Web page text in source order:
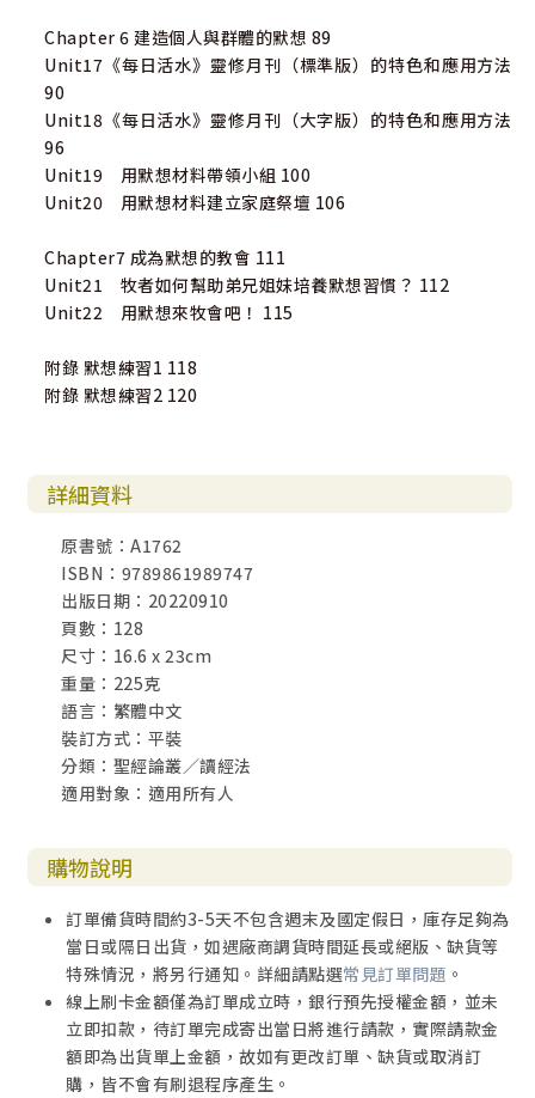
Chapter 6 建造個人與群體的默想 89
Unit17《每日活水》靈修月刊（標準版）的特色和應用方法
90
Unit18《每日活水》靈修月刊（大字版）的特色和應用方法
96
Unit19 用默想材料帶領小組 100
Unit20 用默想材料建立家庭祭壇 106
Chapter7 成為默想的教會 111
Unit21 牧者如何幫助弟兄姐妹培養默想習慣？ 112
Unit22 用默想來牧會吧！ 115
附錄 默想練習1 118
附錄 默想練習2 120
詳細資料
原書號：A1762
ISBN：9789861989747
出版日期：20220910
頁數：128
尺寸：16.6 x 23cm
重量：225克
語言：繁體中文
裝訂方式：平裝
分類：聖經論叢／讀經法
適用對象：適用所有人
購物說明
訂單備貨時間約3-5天不包含週末及國定假日，庫存足夠為
當日或隔日出貨，如遇廠商調貨時間延長或絕版、缺貨等
特殊情況，將另行通知。詳細請點選常見訂單問題 。
線上刷卡金額僅為訂單成立時，銀行預先授權金額，並未
立即扣款，待訂單完成寄出當日將進行請款，實際請款金
額即為出貨單上金額，故如有更改訂單、缺貨或取消訂
購，皆不會有刷退程序產生。